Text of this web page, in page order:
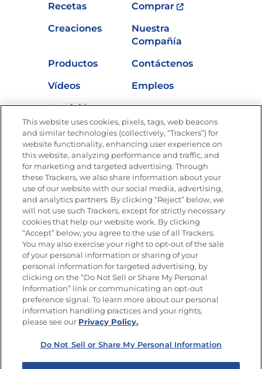
Recetas
Comprar
Creaciones
Nuestra
Compañía
Productos
Contáctenos
Vídeos
Empleos
Nutrición
Únete a La Cocina Goya®
Recibe Nuevas Recetas, Ofertas Especiales y
Promociones
SÍGUENOS EN LAS REDES SOCIALES
Mapa del sitioPolítica de privacidad
Limitar el uso de mis datos personales sensibles
No vender ni compartir mis datos personales
Copyright © 2026 Goya Foods, Inc. Todos los derechos reservados.
This website uses cookies, pixels, tags, web beacons
and similar technologies (collectively, “Trackers”) for
website functionality, enhancing user experience on
this website, analyzing performance and traffic, and
for marketing and targeted advertising. Through
these Trackers, we also share information about your
use of our website with our social media, advertising,
and analytics partners. By clicking “Reject” below, we
will not use such Trackers, except for strictly necessary
cookies that help our website work. By clicking
“Accept” below, you agree to the use of all Trackers.
You may also exercise your right to opt-out of the sale
of your personal information or sharing of your
personal information for targeted advertising, by
clicking on the “Do Not Sell or Share My Personal
Information” link or communicating an opt-out
preference signal. To learn more about our personal
information handling practices and your rights,
please see our Privacy Policy.
Do Not Sell or Share My Personal Information